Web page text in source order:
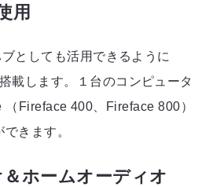
用
としても活用できるように
載します。１台のコンピュータ
Fireface 400、Fireface 800）
きます。
ホームオーディオ